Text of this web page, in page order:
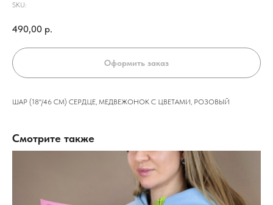
SKU:
490,00 р.
Оформить заказ
ШАР (18''/46 СМ) СЕРДЦЕ, МЕДВЕЖОНОК С ЦВЕТАМИ, РОЗОВЫЙ
Смотрите также